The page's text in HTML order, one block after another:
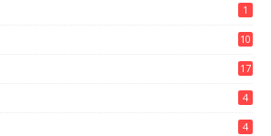
1
10
17
4
4